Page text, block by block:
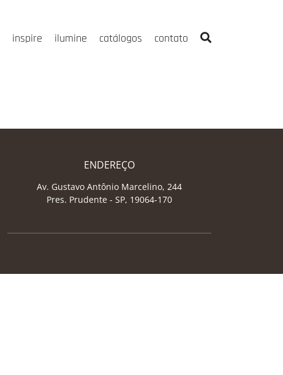
inspire ilumine catálogos contato
ENDEREÇO
Av. Gustavo Antônio Marcelino, 244
Pres. Prudente - SP, 19064-170